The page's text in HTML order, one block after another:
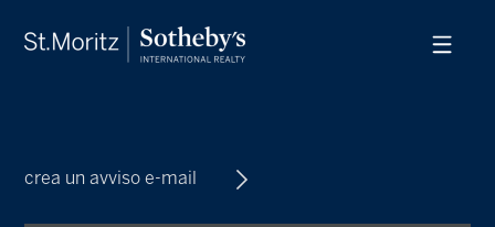
crea un avviso e-mail